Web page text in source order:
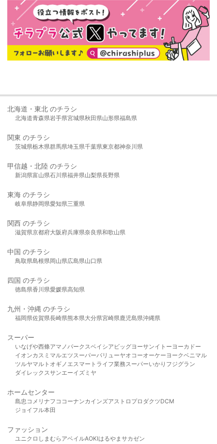
北海道・東北 のチラシ
北海道青森県岩手県宮城県秋田県山形県福島県
関東 のチラシ
茨城県栃木県群馬県埼玉県千葉県東京都神奈川県
甲信越・北陸 のチラシ
新潟県富山県石川県福井県山梨県長野県
東海 のチラシ
岐阜県静岡県愛知県三重県
関西 のチラシ
滋賀県京都府大阪府兵庫県奈良県和歌山県
中国 のチラシ
鳥取県島根県岡山県広島県山口県
四国 のチラシ
徳島県香川県愛媛県高知県
九州・沖縄 のチラシ
福岡県佐賀県長崎県熊本県大分県宮崎県鹿児島県沖縄県
スーパー
いなげや西條アマノパークスベイシア ビッグヨーサンイトーヨーカドー
イオンカスミ マルエツスーパーバリューヤオコーオーケー ヨークベニマル
ツルヤマルト オギノ エスマート ライフ業務スーパーいかり フジグラン
ダイレックスサンエーイズミヤ
ホームセンター
島忠 コメリ ナフコ コーナンカインズアストロプロダクツDCM
ジョイフル本田
ファッション
ユニクロ しまむら アベイルAOKIはるやま サカゼン